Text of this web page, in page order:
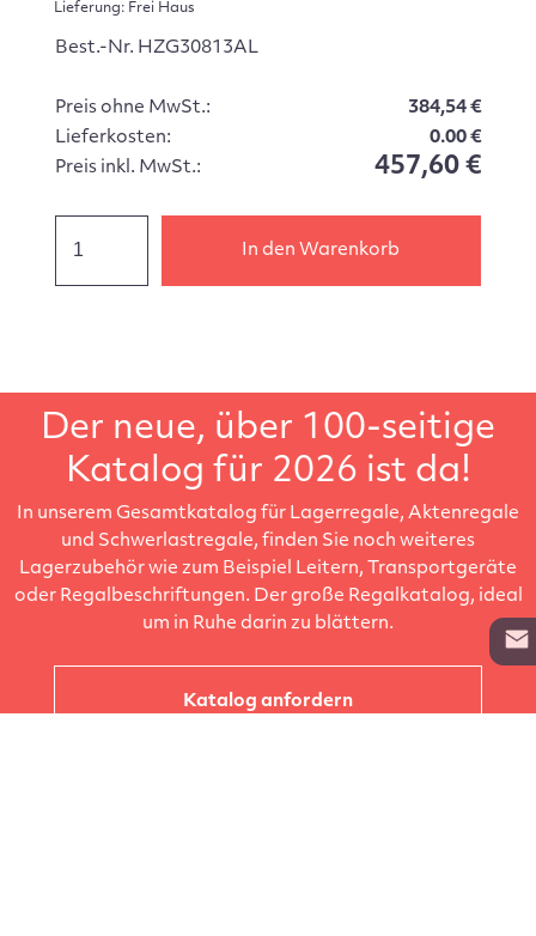
Lieferung: Frei Haus
Best.-Nr. HZG30813AL
Preis ohne MwSt.:
384,54 €
Lieferkosten:
0.00 €
Preis inkl. MwSt.:
457,60 €
In den Warenkorb
Der neue, über 100-seitige
Katalog für 2026 ist da!
In unserem Gesamtkatalog für Lagerregale, Aktenregale
und Schwerlastregale, finden Sie noch weiteres
Lagerzubehör wie zum Beispiel Leitern, Transportgeräte
oder Regalbeschriftungen. Der große Regalkatalog, ideal
um in Ruhe darin zu blättern.
Katalog anfordern